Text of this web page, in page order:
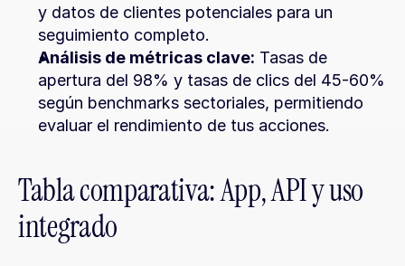
y datos de clientes potenciales para un
seguimiento completo.
Análisis de métricas clave: Tasas de
apertura del 98% y tasas de clics del 45-60%
según benchmarks sectoriales, permitiendo
evaluar el rendimiento de tus acciones.
Tabla comparativa: App, API y uso
integrado